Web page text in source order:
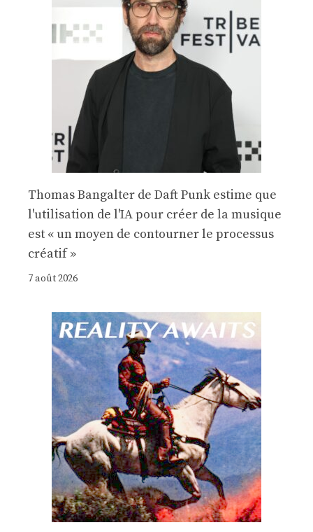
Thomas Bangalter de Daft Punk estime que
l'utilisation de l'IA pour créer de la musique
est « un moyen de contourner le processus
créatif »
7 août 2026